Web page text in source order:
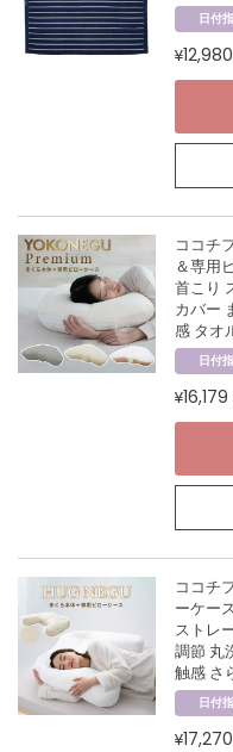
日付
¥12,980
ココチ
＆専用
首こり
カバー
感 タ
日付
¥16,179
ココチ
ーケー
ストレ
調節 丸
触感 さ
日付
¥17,270